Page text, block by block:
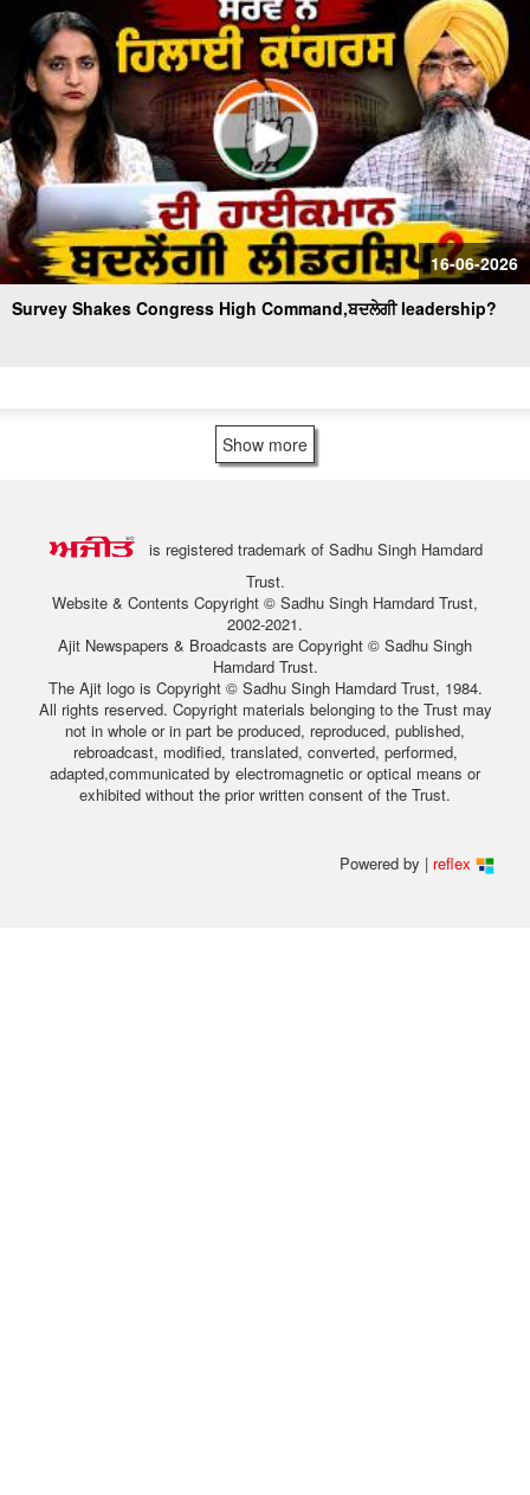
16-06-2026
Survey Shakes Congress High Command,ਬਦਲੇਗੀ leadership?
Show more
is registered trademark of Sadhu Singh Hamdard
Trust.
Website & Contents Copyright © Sadhu Singh Hamdard Trust,
2002-2021.
Ajit Newspapers & Broadcasts are Copyright © Sadhu Singh
Hamdard Trust.
The Ajit logo is Copyright © Sadhu Singh Hamdard Trust, 1984.
All rights reserved. Copyright materials belonging to the Trust may
not in whole or in part be produced, reproduced, published,
rebroadcast, modified, translated, converted, performed,
adapted,communicated by electromagnetic or optical means or
exhibited without the prior written consent of the Trust.
Powered by | reflex